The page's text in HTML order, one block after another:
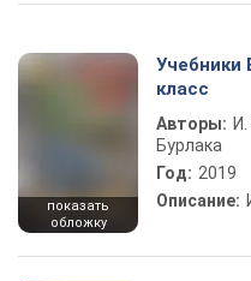
показать
обложку
Учебники
класс
Авторы:
Бурлака
Год: 2019
Описание: